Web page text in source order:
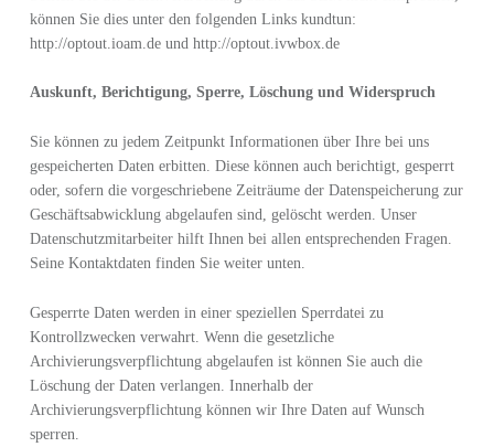
können Sie dies unter den folgenden Links kundtun:
http://optout.ioam.de und http://optout.ivwbox.de
Auskunft, Berichtigung, Sperre, Löschung und Widerspruch
Sie können zu jedem Zeitpunkt Informationen über Ihre bei uns
gespeicherten Daten erbitten. Diese können auch berichtigt, gesperrt
oder, sofern die vorgeschriebene Zeiträume der Datenspeicherung zur
Geschäftsabwicklung abgelaufen sind, gelöscht werden. Unser
Datenschutzmitarbeiter hilft Ihnen bei allen entsprechenden Fragen.
Seine Kontaktdaten finden Sie weiter unten.
Gesperrte Daten werden in einer speziellen Sperrdatei zu
Kontrollzwecken verwahrt. Wenn die gesetzliche
Archivierungsverpflichtung abgelaufen ist können Sie auch die
Löschung der Daten verlangen. Innerhalb der
Archivierungsverpflichtung können wir Ihre Daten auf Wunsch
sperren.